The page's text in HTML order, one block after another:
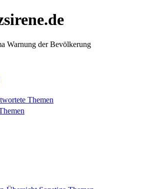
Warnung der Bevölkerung
Themen